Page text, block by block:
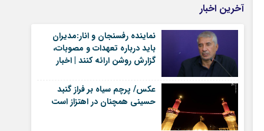
آخرین اخبار
نماینده رفسنجان و انار:مدیران
باید درباره تعهدات و مصوبات،
گزارش روشن ارائه کنند | اخبار
عکس/ پرچم سیاه بر فراز گنبد
حسینی همچنان در اهتزاز است